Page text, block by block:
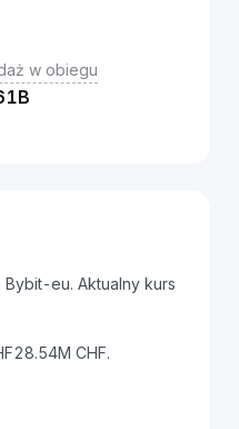
w obiegu
eu. Aktualny kurs
CHF.